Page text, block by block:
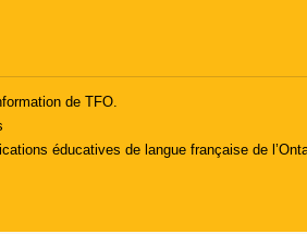
de TFO.
éducatives de langue française de